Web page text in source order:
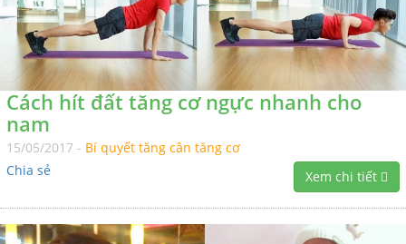
Cách hít đất tăng cơ ngực nhanh cho
nam
15/05/2017 - Bí quyết tăng cân tăng cơ
Xem chi tiết
Chia sẻ